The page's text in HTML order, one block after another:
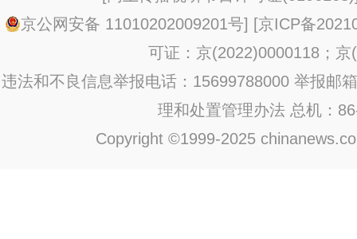
京公网安备 11010202009201号] [京ICP备
可证：京(2022)0000118；京
违法和不良信息举报电话：15699788000 举报邮
理和处置管理办法 总机：
Copyright ©1999-2025